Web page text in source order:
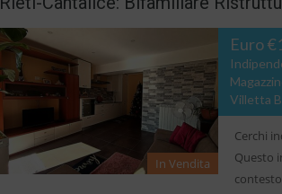
In Vendita
Euro
Villetta
Cerchi
Questo